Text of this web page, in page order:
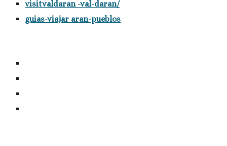
visitvaldaran -val-daran/
guias-viajar aran-pueblos